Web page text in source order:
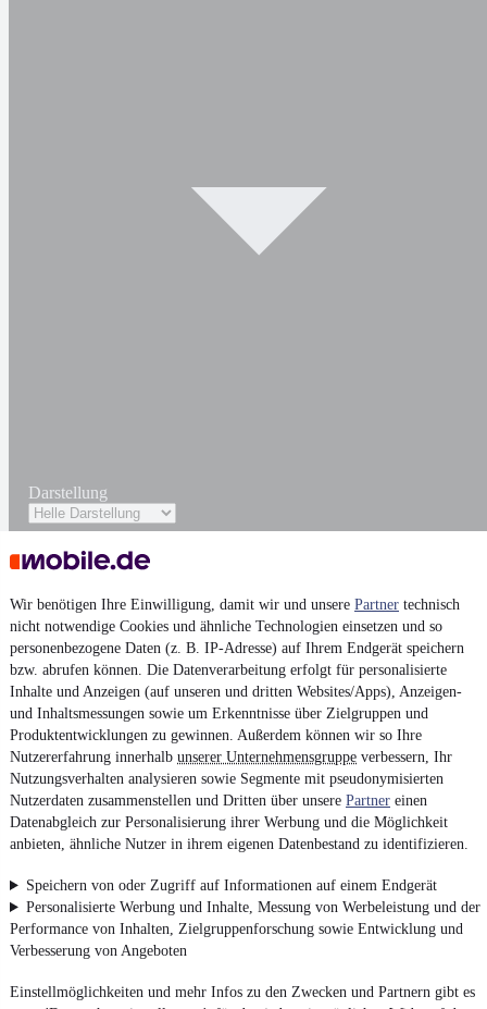
Wir benötigen Ihre Einwilligung, damit wir und unsere Partner technisch
nicht notwendige Cookies und ähnliche Technologien einsetzen und so
personenbezogene Daten (z. B. IP-Adresse) auf Ihrem Endgerät speichern
bzw. abrufen können. Die Datenverarbeitung erfolgt für personalisierte
Inhalte und Anzeigen (auf unseren und dritten Websites/Apps), Anzeigen-
und Inhaltsmessungen sowie um Erkenntnisse über Zielgruppen und
Produktentwicklungen zu gewinnen. Außerdem können wir so Ihre
Nutzererfahrung innerhalb unserer Unternehmensgruppe verbessern, Ihr
Nutzungsverhalten analysieren sowie Segmente mit pseudonymisierten
Nutzerdaten zusammenstellen und Dritten über unsere Partner einen
Datenabgleich zur Personalisierung ihrer Werbung und die Möglichkeit
anbieten, ähnliche Nutzer in ihrem eigenen Datenbestand zu identifizieren.
Speichern von oder Zugriff auf Informationen auf einem Endgerät
Personalisierte Werbung und Inhalte, Messung von Werbeleistung und der
Performance von Inhalten, Zielgruppenforschung sowie Entwicklung und
Verbesserung von Angeboten
Einstellmöglichkeiten und mehr Infos zu den Zwecken und Partnern gibt es
Darstellung